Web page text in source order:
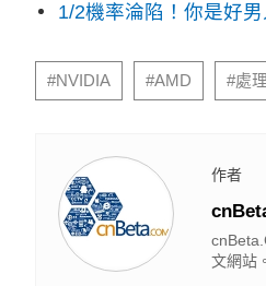
1/2機率淪陷！你是好
#NVIDIA #AMD #處
作者
文網站